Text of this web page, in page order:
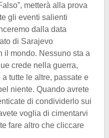
metterà alla prova
gli eventi salienti
dalla data
di Sarajevo
il mondo. Nessuno sta a
crede nella guerra,
a tutte le altre, passate e
niente. Quando avrete
di condividerlo sui
voglia di cimentarvi
fare altro che cliccare